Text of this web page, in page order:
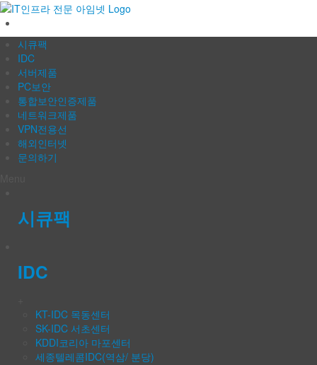
IT인프라 전문 아임넷
시큐팩
IDC
서버제품
PC보안
통합보안인증제품
네트워크제품
VPN전용선
해외인터넷
문의하기
시큐팩
IDC
KT-IDC 목동센터
SK-IDC 서초센터
KDDI코리아 마포센터
세종텔레콤IDC(역삼/ 분당)